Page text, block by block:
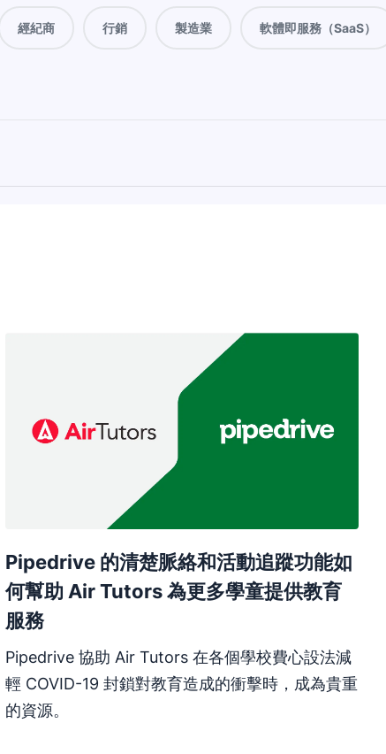
經紀商 行銷 製造業 軟體即服務（SaaS）
Pipedrive 的清楚脈絡和活動追蹤功能如
何幫助 Air Tutors 為更多學童提供教育
服務
Pipedrive 協助 Air Tutors 在各個學校費心設法減
輕 COVID-19 封鎖對教育造成的衝擊時，成為貴重
的資源。